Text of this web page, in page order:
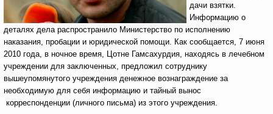
дачи взятки.
Информацию о
деталях дела распространило Министерство по исполнению
наказания, пробации и юридической помощи. Как сообщается, 7 июня
2010 года, в ночное время, Цотне Гамсахурдия, находясь в лечебном
учреждении для заключенных, предложил сотруднику
вышеупомянутого учреждения денежное вознаграждение за
необходимую для себя информацию и тайный вынос
корреспонденции (личного письма) из этого учреждения.